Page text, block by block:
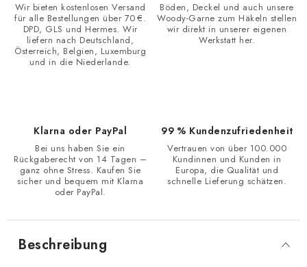
Wir bieten kostenlosen Versand
für alle Bestellungen über 70 €.
DPD, GLS und Hermes. Wir
liefern nach Deutschland,
Österreich, Belgien, Luxemburg
und in die Niederlande.
Böden, Deckel und auch unsere
Woody-Garne zum Häkeln stellen
wir direkt in unserer eigenen
Werkstatt her.
Klarna oder PayPal
Bei uns haben Sie ein
Rückgaberecht von 14 Tagen –
ganz ohne Stress. Kaufen Sie
sicher und bequem mit Klarna
oder PayPal.
99 % Kundenzufriedenheit
Vertrauen von über 100.000
Kundinnen und Kunden in
Europa, die Qualität und
schnelle Lieferung schätzen.
Beschreibung